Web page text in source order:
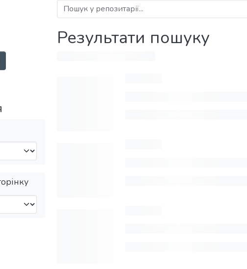
Результати пошуку